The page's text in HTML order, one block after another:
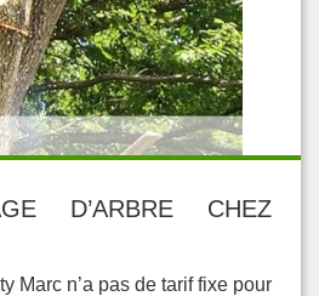
D’ARBRE CHEZ
Marc n’a pas de tarif fixe pour